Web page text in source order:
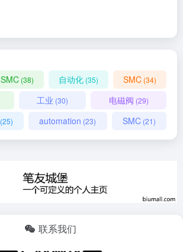
SMC (38) 自动化 (35) SMC (34)
工业 (30) 电磁阀 (29)
(25) automation (23) SMC(21)
联系我们